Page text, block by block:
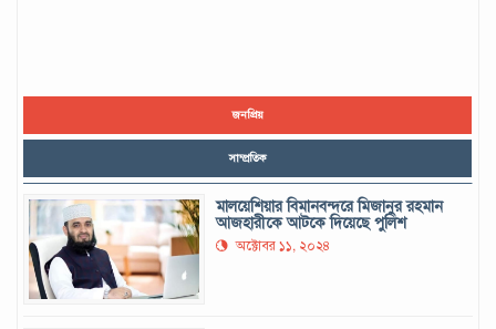
জনপ্রিয়
সাম্প্রতিক
মালয়েশিয়ার বিমানবন্দরে মিজানুর রহমান
আজহারীকে আটকে দিয়েছে পুলিশ
অক্টোবর ১১, ২০২৪